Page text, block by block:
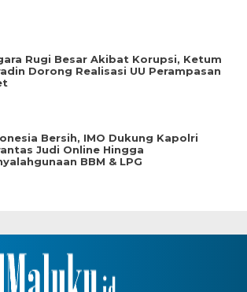
Rugi Besar Akibat Korupsi, Ketum
Dorong Realisasi UU Perampasan
Bersih, IMO Dukung Kapolri
Judi Online Hingga
BBM & LPG